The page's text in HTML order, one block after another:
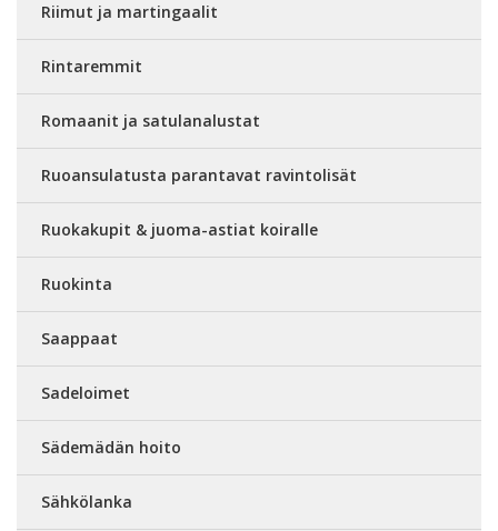
Riimut ja martingaalit
Rintaremmit
Romaanit ja satulanalustat
Ruoansulatusta parantavat ravintolisät
Ruokakupit & juoma-astiat koiralle
Ruokinta
Saappaat
Sadeloimet
Sädemädän hoito
Sähkölanka